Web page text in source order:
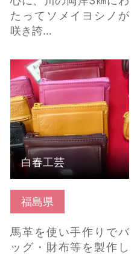
たってソメイヨシノが
咲き誇…
福島県
馬革を使い手作りでバ
ッグ・財布等を製作し
白春工芸 の詳細はこち
ら
白春工芸